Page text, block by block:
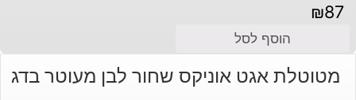
₪87
הוסף לסל
מטוטלת אגט אוניקס שחור לבן מעוטר בדג